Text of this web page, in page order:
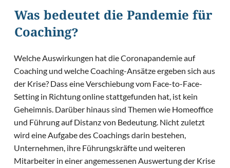
Was bedeutet die Pandemie für
Coaching?
Welche Auswirkungen hat die Coronapandemie auf
Coaching und welche Coaching-Ansätze ergeben sich aus
der Krise? Dass eine Verschiebung vom Face-to-Face-
Setting in Richtung online stattgefunden hat, ist kein
Geheimnis. Darüber hinaus sind Themen wie Homeoffice
und Führung auf Distanz von Bedeutung. Nicht zuletzt
wird eine Aufgabe des Coachings darin bestehen,
Unternehmen, ihre Führungskräfte und weiteren
Mitarbeiter in einer angemessenen Auswertung der Krise